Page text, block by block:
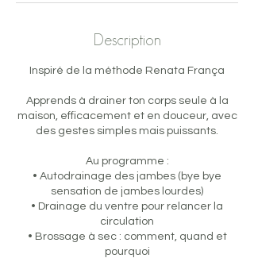
Description
Inspiré de la méthode Renata França
Apprends à drainer ton corps seule à la
maison, efficacement et en douceur, avec
des gestes simples mais puissants.
Au programme :
• Autodrainage des jambes (bye bye
sensation de jambes lourdes)
• Drainage du ventre pour relancer la
circulation
• Brossage à sec : comment, quand et
pourquoi